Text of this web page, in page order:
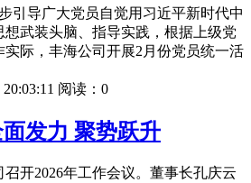
引导广大党员自觉用习近平新时代中
想武装头脑、指导实践，根据上级党
实际，丰海公司开展2月份党员统一活
阅读：0
发力 聚势跃升
召开2026年工作会议。董事长孔庆云